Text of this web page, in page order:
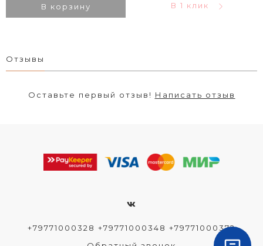
В корзину В 1 клик
Отзывы
Оставьте первый отзыв! Написать отзыв
+79771000328 +79771000348 +79771000372